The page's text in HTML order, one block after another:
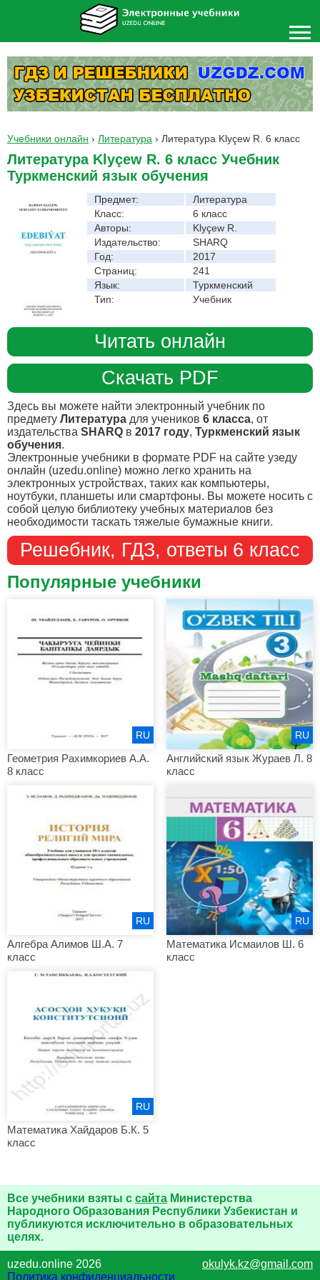
Учебники онлайн › Литература › Литература Klyçew R. 6 класс
Литература Klyçew R. 6 класс Учебник
Туркменский язык обучения
Предмет:
Литература
Класс:
6 класс
Авторы:
Klyçew R.
Издательство:
SHARQ
Год:
2017
Страниц:
241
Язык:
Туркменский
Тип:
Учебник
Читать онлайн
Скачать PDF
Здесь вы можете найти электронный учебник по
предмету Литература для учеников 6 класса, от
издательства SHARQ в 2017 году, Туркменский язык
обучения.
Электронные учебники в формате PDF на сайте узеду
онлайн (uzedu.online) можно легко хранить на
электронных устройствах, таких как компьютеры,
ноутбуки, планшеты или смартфоны. Вы можете носить с
собой целую библиотеку учебных материалов без
необходимости таскать тяжелые бумажные книги.
Решебник, ГДЗ, ответы 6 класс
Популярные учебники
Геометрия Рахимкориев А.А.
8 класс
RU
Английский язык Жураев Л. 8
класс
RU
Алгебра Алимов Ш.А. 7
класс
RU
Математика Исмаилов Ш. 6
класс
RU
Математика Хайдаров Б.К. 5
класс
RU
Все учебники взяты с сайта Министерства
Народного Образования Республики Узбекистан и
публикуются исключительно в образовательных
целях.
uzedu.online 2026
okulyk.kz@gmail.com
Политика конфиденциальности